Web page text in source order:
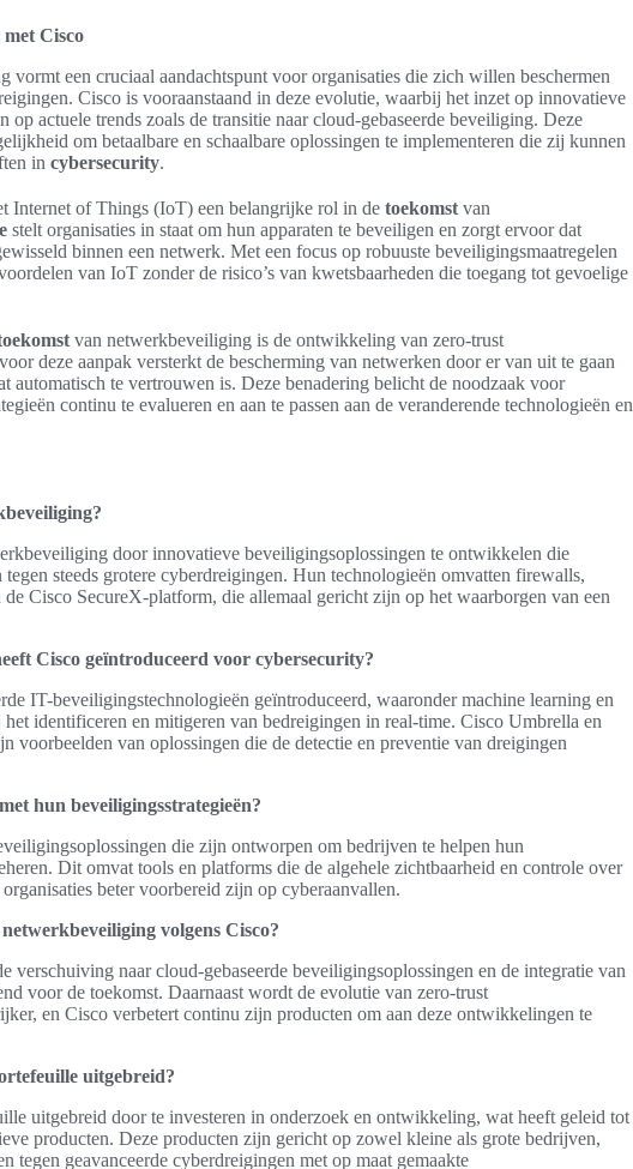
Cisco
vormt een cruciaal aandachtspunt voor organisaties die zich willen beschermen
Cisco is vooraanstaand in deze evolutie, waarbij het inzet op innovatieve
op actuele trends zoals de transitie naar cloud-gebaseerde beveiliging. Deze
om betaalbare en schaalbare oplossingen te implementeren die zij kunnen
in cybersecurity.
Internet of Things (IoT) een belangrijke rol in de toekomst van
stelt organisaties in staat om hun apparaten te beveiligen en zorgt ervoor dat
binnen een netwerk. Met een focus op robuuste beveiligingsmaatregelen
van IoT zonder de risico’s van kwetsbaarheden die toegang tot gevoelige
van netwerkbeveiliging is de ontwikkeling van zero-trust
deze aanpak versterkt de bescherming van netwerken door er van uit te gaan
automatisch te vertrouwen is. Deze benadering belicht de noodzaak voor
continu te evalueren en aan te passen aan de veranderende technologieën en
door innovatieve beveiligingsoplossingen te ontwikkelen die
steeds grotere cyberdreigingen. Hun technologieën omvatten firewalls,
Cisco SecureX-platform, die allemaal gericht zijn op het waarborgen van een
Cisco geïntroduceerd voor cybersecurity?
IT-beveiligingstechnologieën geïntroduceerd, waaronder machine learning en
identificeren en mitigeren van bedreigingen in real-time. Cisco Umbrella en
voorbeelden van oplossingen die de detectie en preventie van dreigingen
hun beveiligingsstrategieën?
die zijn ontworpen om bedrijven te helpen hun
Dit omvat tools en platforms die de algehele zichtbaarheid en controle over
beter voorbereid zijn op cyberaanvallen.
volgens Cisco?
verschuiving naar cloud-gebaseerde beveiligingsoplossingen en de integratie van
voor de toekomst. Daarnaast wordt de evolutie van zero-trust
en Cisco verbetert continu zijn producten om aan deze ontwikkelingen te
uitgebreid?
uitgebreid door te investeren in onderzoek en ontwikkeling, wat heeft geleid tot
producten. Deze producten zijn gericht op zowel kleine als grote bedrijven,
tegen geavanceerde cyberdreigingen met op maat gemaakte